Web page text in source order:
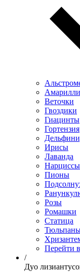
Веточки
Гвоздики
Гиацинты
Гортензия
Ирисы
Лаванда
Нарциссы
Пионы
Розы
Ромашки
Статица
Перейти
/
Дуо